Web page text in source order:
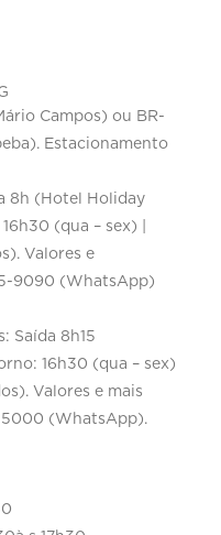
Campos) ou BR-
Estacionamento
8h (Hotel Holiday
(qua – sex) |
Valores e
9090 (WhatsApp)
Saída 8h15
16h30 (qua – sex)
Valores e mais
(WhatsApp).